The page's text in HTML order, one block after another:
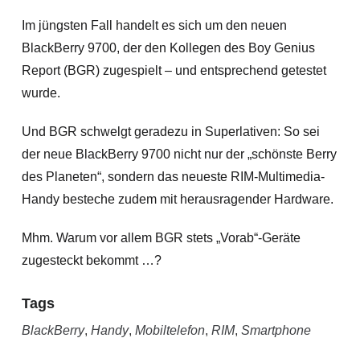
Im jüngsten Fall handelt es sich um den neuen
BlackBerry 9700, der den Kollegen des Boy Genius
Report (BGR) zugespielt – und entsprechend getestet
wurde.
Und BGR schwelgt geradezu in Superlativen: So sei
der neue BlackBerry 9700 nicht nur der „schönste Berry
des Planeten“, sondern das neueste RIM-Multimedia-
Handy besteche zudem mit herausragender Hardware.
Mhm. Warum vor allem BGR stets „Vorab“-Geräte
zugesteckt bekommt …?
Tags
BlackBerry, Handy, Mobiltelefon, RIM, Smartphone